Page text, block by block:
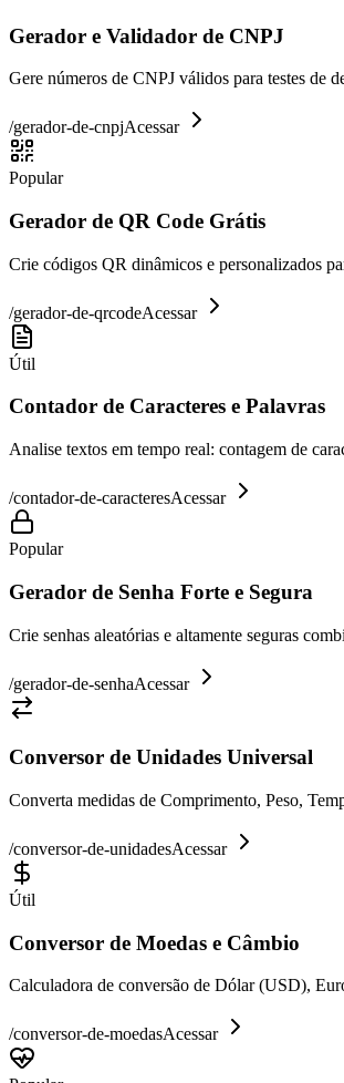
Gerador e Validador de CNPJ
Gere números de CNPJ válidos para testes de
/gerador-de-cnpjAcessar
Popular
Gerador de QR Code Grátis
Crie códigos QR dinâmicos e personalizados
/gerador-de-qrcodeAcessar
Útil
Contador de Caracteres e Palavras
Analise textos em tempo real: contagem de
/contador-de-caracteresAcessar
Popular
Gerador de Senha Forte e Segura
Crie senhas aleatórias e altamente seguras
/gerador-de-senhaAcessar
Conversor de Unidades Universal
Converta medidas de Comprimento, Peso,
/conversor-de-unidadesAcessar
Útil
Conversor de Moedas e Câmbio
Calculadora de conversão de Dólar (USD),
/conversor-de-moedasAcessar